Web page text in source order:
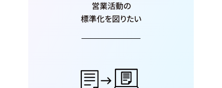
営業活動の
標準化を図りたい